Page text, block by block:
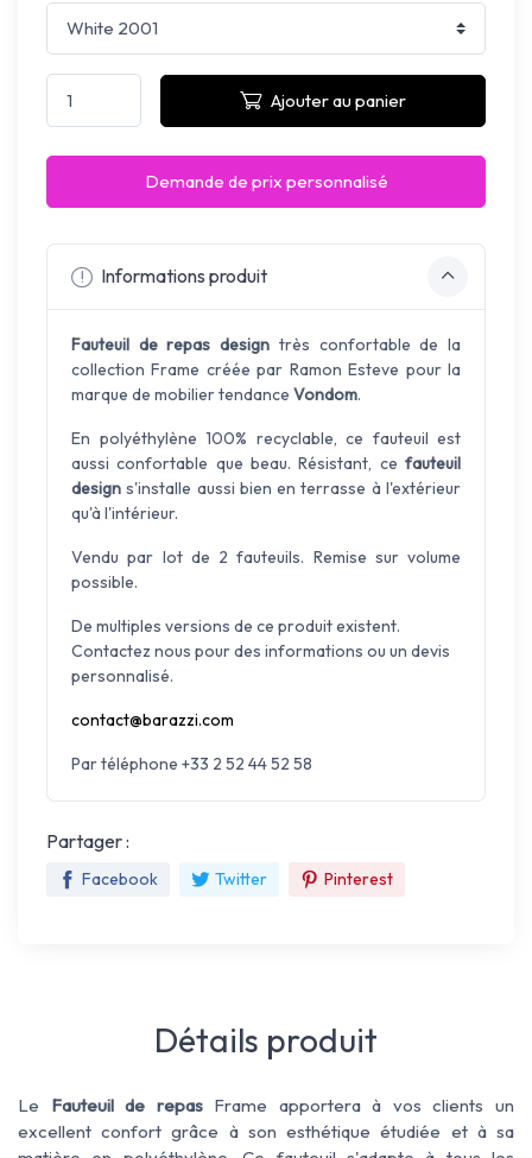
Ajouter au panier
Demande de prix personnalisé
Informations produit
Fauteuil de repas design très confortable de la
collection Frame créée par Ramon Esteve pour la
marque de mobilier tendance Vondom.
En polyéthylène 100% recyclable, ce fauteuil est
aussi confortable que beau. Résistant, ce fauteuil
design s'installe aussi bien en terrasse à l'extérieur
qu'à l'intérieur.
Vendu par lot de 2 fauteuils. Remise sur volume
possible.
De multiples versions de ce produit existent.
Contactez nous pour des informations ou un devis
personnalisé.
contact@barazzi.com
Par téléphone +33 2 52 44 52 58
Partager :
Facebook Twitter Pinterest
Détails produit
Le Fauteuil de repasFrame apportera à vos clients un
excellent confort grâce à son esthétique étudiée et à sa